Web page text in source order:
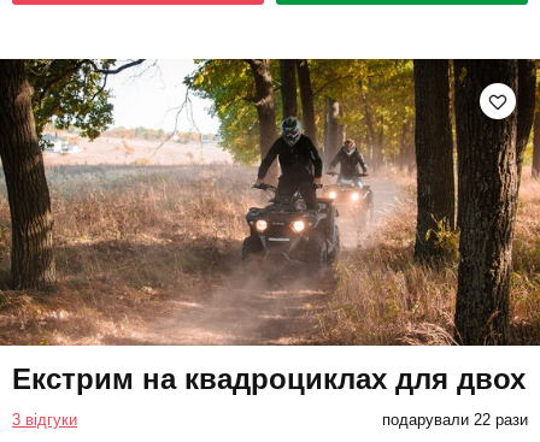
Екстрим на квадроциклах для двох
3 відгуки подарували 22 рази